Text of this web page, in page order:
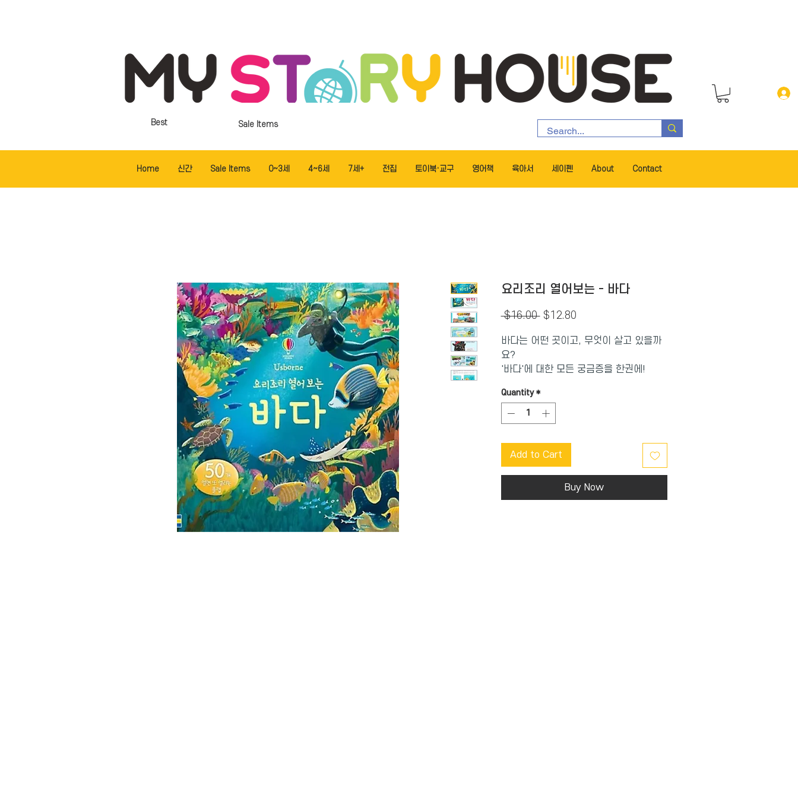
Sale Items
Best
Home 신간 Sale Items 0~3세 4~6세 7세+ 전집 토이북·교구 영어책 육아서 세이펜 About Contact
요리조리 열어보는 - 바다
$16.00 Regular
$12.80Sale
바다는 어떤 곳이고, 무엇이 살고 있을까
요?
'바다'에 대한 모든 궁금증을 한권에!
와 큰 특징을 살펴보아요.
50여개 플랩을 열면 지식이 쏙쏙 튀어나
와 아이들의 호기심을 돋우어요!
◆ 어려운 과학책은 가라! 놀이와 학습이
하나 된 흥미진진한 플랩북!
◆ 아이들의 눈높이에 맞춘 상세한 설명과
Quantity *
Add to Cart
Buy Now